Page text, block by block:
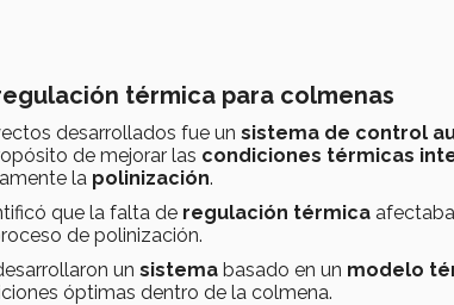
térmica para colmenas
desarrollados fue un sistema de control
de mejorar las condiciones térmicas
la polinización.
que la falta de regulación térmica
de polinización.
un sistema basado en un modelo
óptimas dentro de la colmena.